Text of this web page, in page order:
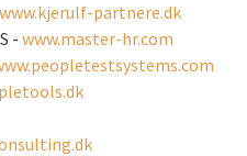
www.kjerulf-partnere.dk
-www.master-hr.com